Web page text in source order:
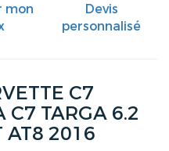
mon
Devis
personnalisé
C7
C7 TARGA 6.2
AT8 2016